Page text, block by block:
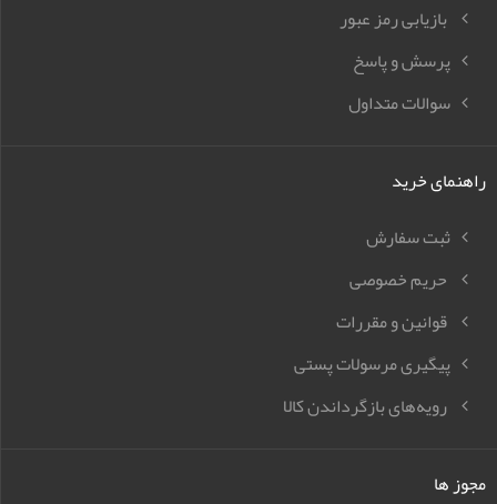
بازیابی رمز عبور
پرسش و پاسخ
سوالات متداول
راهنمای خرید
ثبت سفارش
حریم خصوصی
قوانین و مقررات
پیگیری مرسولات پستی
رویه‌های بازگرداندن کالا
مجوز ها